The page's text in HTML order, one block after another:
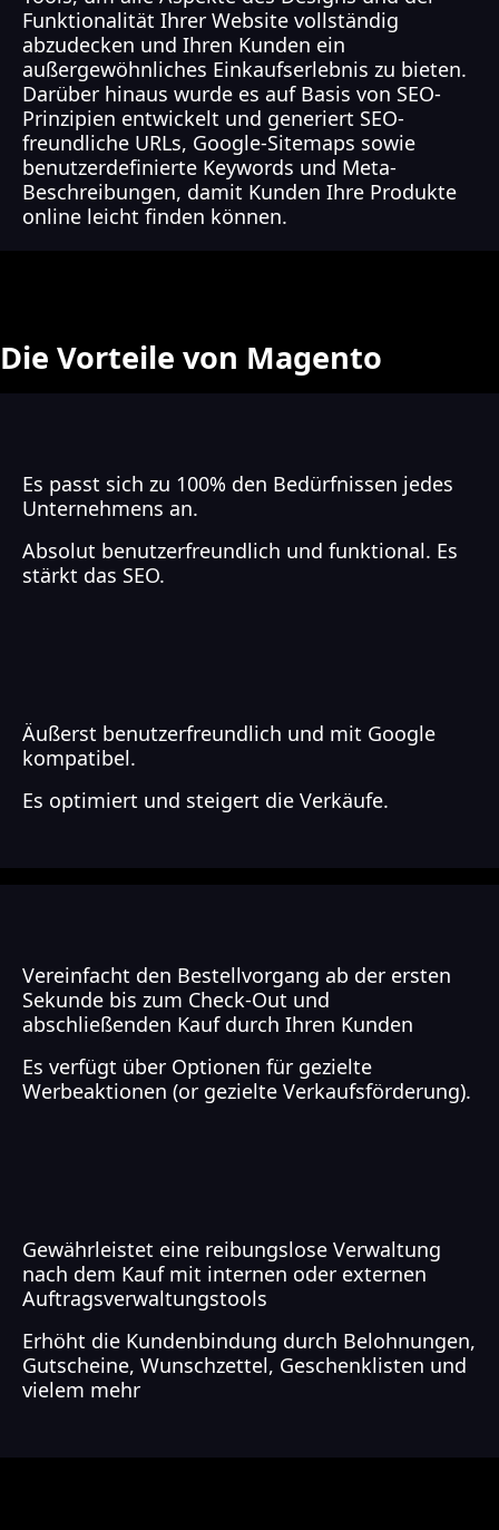
Funktionalität Ihrer Website vollständig
abzudecken und Ihren Kunden ein
außergewöhnliches Einkaufserlebnis zu bieten.
Darüber hinaus wurde es auf Basis von SEO-
Prinzipien entwickelt und generiert SEO-
freundliche URLs, Google-Sitemaps sowie
benutzerdefinierte Keywords und Meta-
Beschreibungen, damit Kunden Ihre Produkte
online leicht finden können.
Die Vorteile von Magento
Es passt sich zu 100% den Bedürfnissen jedes
Unternehmens an.
Absolut benutzerfreundlich und funktional. Es
stärkt das SEO.
Äußerst benutzerfreundlich und mit Google
kompatibel.
Es optimiert und steigert die Verkäufe.
Vereinfacht den Bestellvorgang ab der ersten
Sekunde bis zum Check-Out und
abschließenden Kauf durch Ihren Kunden
Es verfügt über Optionen für gezielte
Werbeaktionen (or gezielte Verkaufsförderung).
Gewährleistet eine reibungslose Verwaltung
nach dem Kauf mit internen oder externen
Auftragsverwaltungstools
Erhöht die Kundenbindung durch Belohnungen,
Gutscheine, Wunschzettel, Geschenklisten und
vielem mehr